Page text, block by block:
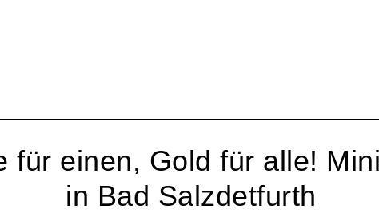
für einen, Gold für alle!
in Bad Salzdetfurth